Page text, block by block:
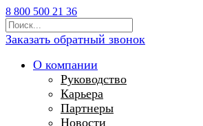
8 800 500 21 36
Заказать обратный звонок
О компании
Руководство
Карьера
Партнеры
Новости